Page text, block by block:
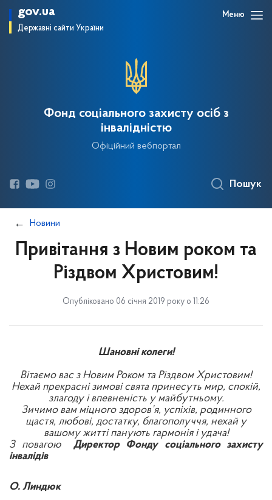
gov.ua
Державні сайти України
Меню
Фонд соціального захисту осіб з
інвалідністю
Офіційний вебпортал
Пошук
Новини
Привітання з Новим роком та
Різдвом Христовим!
Опубліковано 06 січня 2019 року о 11:26
Шановні колеги!
Вітаємо вас з Новим Роком та Різдвом Христовим!
Нехай прекрасні зимові свята принесуть мир, спокій,
злагоду і впевненість у майбутньому.
Зичимо вам міцного здоров’я, успіхів, родинного
щастя, любові, достатку, благополуччя, нехай у
вашому житті панують гармонія і удача!
З повагою
Директор Фонду соціального захисту
інвалідів
О. Линдюк